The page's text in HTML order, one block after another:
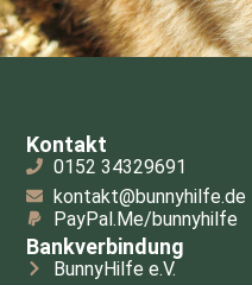
Kontakt
0152 34329691
kontakt@bunnyhilfe.de
PayPal.Me/bunnyhilfe
Bankverbindung
BunnyHilfe e.V.